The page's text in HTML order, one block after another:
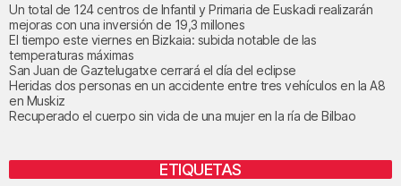
Un total de 124 centros de Infantil y Primaria de Euskadi realizarán
mejoras con una inversión de 19,3 millones
El tiempo este viernes en Bizkaia: subida notable de las
temperaturas máximas
San Juan de Gaztelugatxe cerrará el día del eclipse
Heridas dos personas en un accidente entre tres vehículos en la A8
en Muskiz
Recuperado el cuerpo sin vida de una mujer en la ría de Bilbao
ETIQUETAS